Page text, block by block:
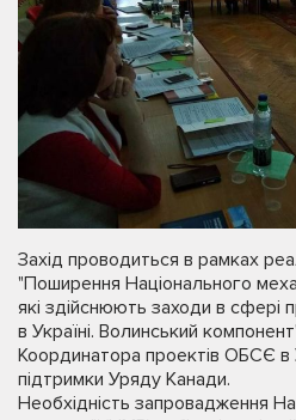
Захід проводиться в рамках
"Поширення Національного
які здійснюють заходи в сфері
в Україні. Волинський
Координатора проектів ОБСЄ в
підтримки Уряду Канади.
Необхідність запровадження